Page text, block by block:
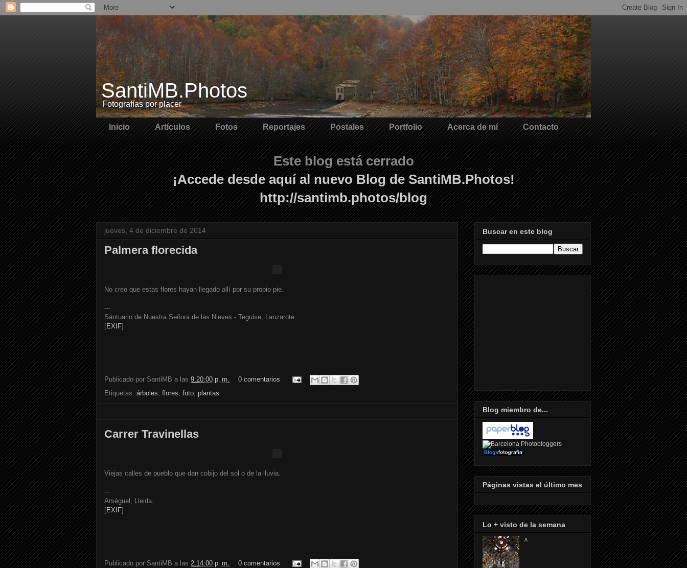
SantiMB.Photos
Fotografías por placer
Inicio Artículos Fotos Reportajes Postales Portfolio Acerca de mí Contacto
Este blog está cerrado
¡Accede desde aquí al nuevo Blog de SantiMB.Photos!
http://santimb.photos/blog
jueves, 4 de diciembre de 2014
Palmera florecida
No creo que estas flores hayan llegado allí por su propio pie.
---
Santuario de Nuestra Señora de las Nieves - Teguise, Lanzarote.
[EXIF]
Publicado por SantiMB a las 9:20:00 p. m.
0 comentarios
Etiquetas: árboles, flores, foto, plantas
Carrer Travinellas
Viejas calles de pueblo que dan cobijo del sol o de la lluvia.
---
Arsèguel, Lleida.
[EXIF]
Publicado por SantiMB a las 2:14:00 p. m.
0 comentarios
Buscar en este blog
Blog miembro de...
Páginas vistas el último mes
Lo + visto de la semana
ᴧ